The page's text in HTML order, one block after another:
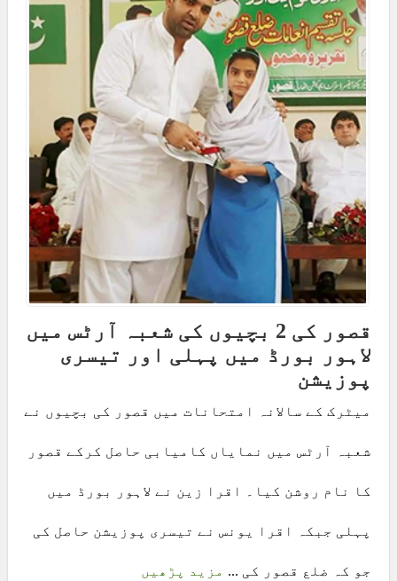
قصور کی 2 بچیوں کی شعبہ آرٹس میں
لاہور بورڈ میں پہلی اور تیسری
پوزیشن
میٹرک کے سالانہ امتحانات میں قصور کی بچیوں نے
شعبہ آرٹس میں نمایاں کامیابی حاصل کرکے قصور
کا نام روشن کیا۔ اقرا زین نے لاہور بورڈ میں
پہلی جبکہ اقرا یونس نے تیسری پوزیشن حاصل کی
جو کہ ضلع قصور کی ... مزید پڑھیں